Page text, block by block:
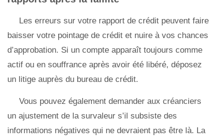
Les erreurs sur votre rapport de crédit peuvent faire
baisser votre pointage de crédit et nuire à vos chances
d’approbation. Si un compte apparaît toujours comme
actif ou en souffrance après avoir été libéré, déposez
un litige auprès du bureau de crédit.
Vous pouvez également demander aux créanciers
un ajustement de la survaleur s’il subsiste des
informations négatives qui ne devraient pas être là. La